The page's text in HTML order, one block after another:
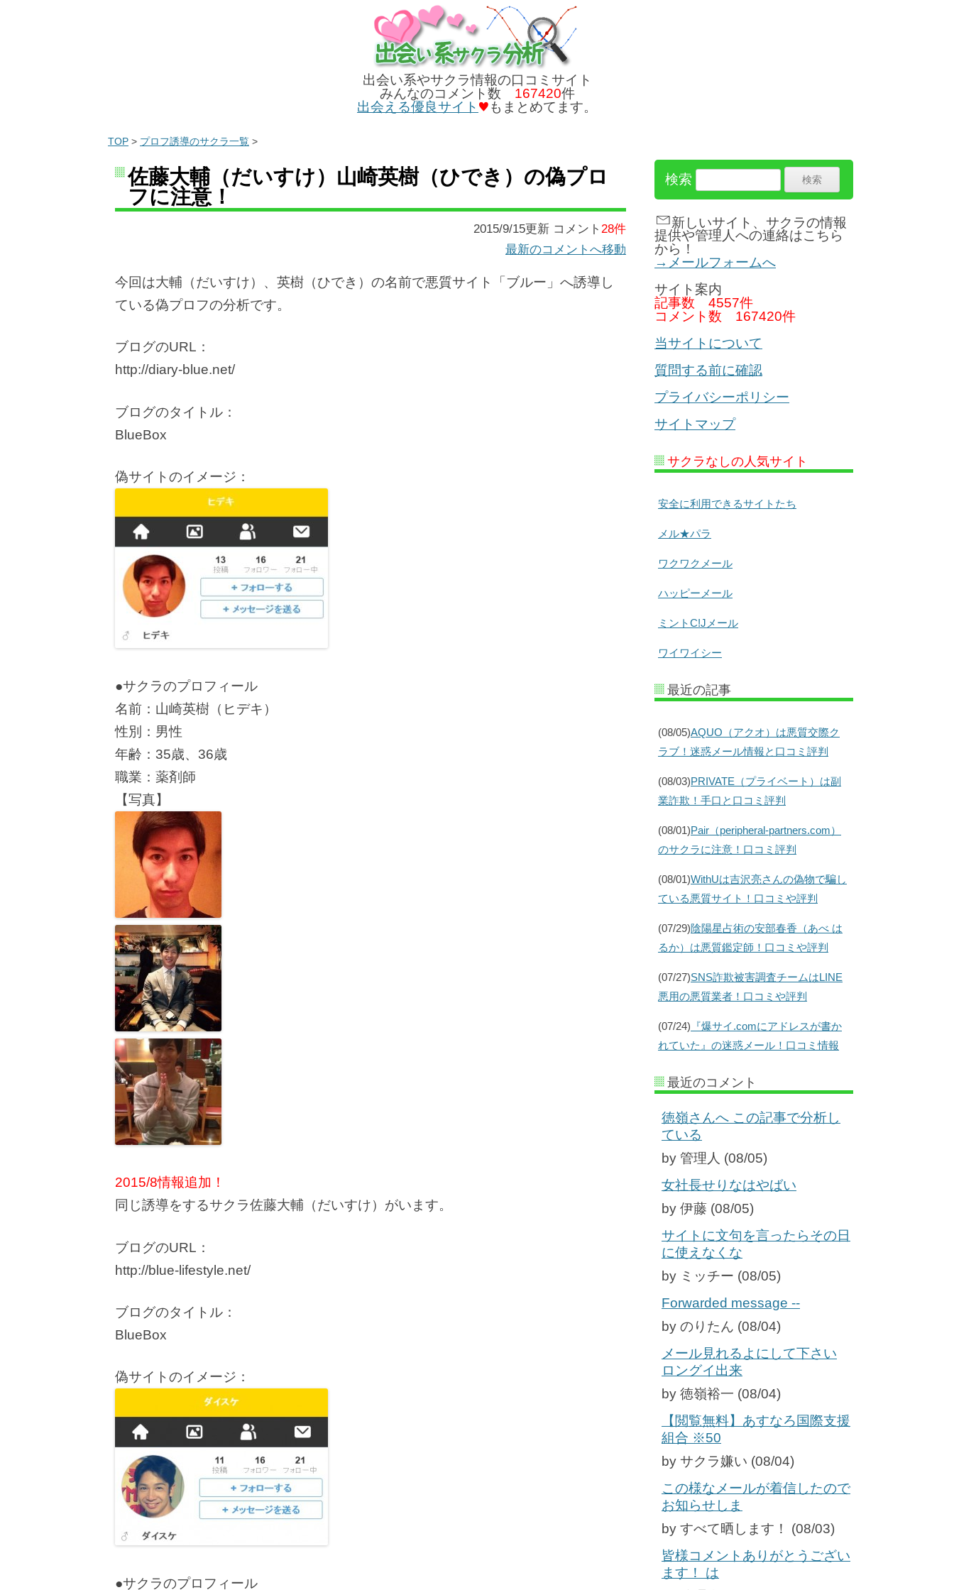
出会い系やサクラ情報の口コミサイト
みんなのコメント数 167420件
出会える優良サイト
もまとめてます。
TOP > プロフ誘導のサクラ一覧 >
佐藤大輔（だいすけ）山崎英樹（ひでき）の偽プロ
フに注意！
2015/9/15更新 コメント 28件
最新のコメントへ移動
今回は大輔（だいすけ）、英樹（ひでき）の名前で悪質サイト「ブルー」へ誘導し
ている偽プロフの分析です。
ブログのURL：
http://diary-blue.net/
ブログのタイトル：
BlueBox
偽サイトのイメージ：
●サクラのプロフィール
名前：山崎英樹（ヒデキ）
性別：男性
年齢：35歳、36歳
職業：薬剤師
【写真】
2015/8情報追加！
同じ誘導をするサクラ佐藤大輔（だいすけ）がいます。
ブログのURL：
http://blue-lifestyle.net/
ブログのタイトル：
BlueBox
偽サイトのイメージ：
●サクラのプロフィール
検索
新しいサイト、サクラの情報
提供や管理人への連絡はこちら
から！
→メールフォームへ
サイト案内
記事数 4557件
コメント数 167420件
当サイトについて
質問する前に確認
プライバシーポリシー
サイトマップ
サクラなしの人気サイト
安全に利用できるサイトたち
メル★パラ
ワクワクメール
ハッピーメール
ミントC!Jメール
ワイワイシー
最近の記事
(08/05)AQUO（アクオ）は悪質交際ク
ラブ！迷惑メール情報と口コミ評判
(08/03)PRIVATE（プライベート）は副
業詐欺！手口と口コミ評判
(08/01)Pair（peripheral-partners.com）
のサクラに注意！口コミ評判
(08/01)WithUは吉沢亮さんの偽物で騙し
ている悪質サイト！口コミや評判
(07/29)陰陽星占術の安部春香（あべ は
るか）は悪質鑑定師！口コミや評判
(07/27)SNS詐欺被害調査チームはLINE
悪用の悪質業者！口コミや評判
(07/24) 『爆サイ.comにアドレスが書か
れていた』の迷惑メール！口コミ情報
最近のコメント
徳嶺さんへ この記事で分析し
ている
by 管理人 (08/05)
女社長せりなはやばい
by 伊藤 (08/05)
サイトに文句を言ったらその日
に使えなくな
by ミッチー (08/05)
Forwarded message --
by のりたん (08/04)
メール見れるよにして下さい
ロングイ出来
by 徳嶺裕一 (08/04)
【閲覧無料】あすなろ国際支援
組合 ※50
by サクラ嫌い (08/04)
この様なメールが着信したので
お知らせしま
by すべて晒します！ (08/03)
皆様コメントありがとうござい
ます！ は